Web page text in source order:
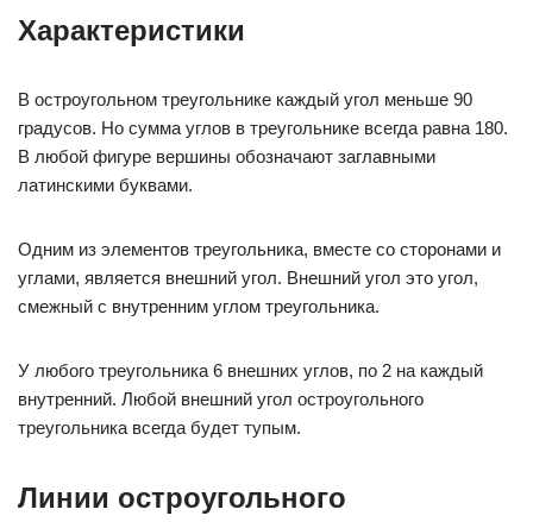
Характеристики
В остроугольном треугольнике каждый угол меньше 90
градусов. Но сумма углов в треугольнике всегда равна 180.
В любой фигуре вершины обозначают заглавными
латинскими буквами.
Одним из элементов треугольника, вместе со сторонами и
углами, является внешний угол. Внешний угол это угол,
смежный с внутренним углом треугольника.
У любого треугольника 6 внешних углов, по 2 на каждый
внутренний. Любой внешний угол остроугольного
треугольника всегда будет тупым.
Линии остроугольного